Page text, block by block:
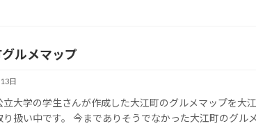
ルメマップ
日
立大学の学生さんが作成した大江町のグルメマップを大
り扱い中です。 今までありそうでなかった大江町のグル